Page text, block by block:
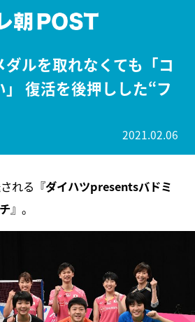
ルを取れなくても「コ
復活を後押しした“フ
2021.02.06
れる『ダイハツpresentsバドミ
』。